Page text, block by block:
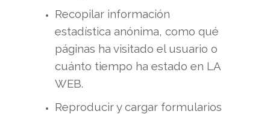
Recopilar información
estadística anónima, como qué
páginas ha visitado el usuario o
cuánto tiempo ha estado en LA
WEB.
Reproducir y cargar formularios